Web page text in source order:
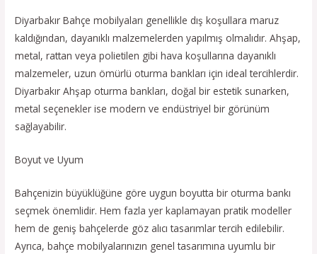
Diyarbakır Bahçe mobilyaları genellikle dış koşullara maruz
kaldığından, dayanıklı malzemelerden yapılmış olmalıdır. Ahşap,
metal, rattan veya polietilen gibi hava koşullarına dayanıklı
malzemeler, uzun ömürlü oturma bankları için ideal tercihlerdir.
Diyarbakır Ahşap oturma bankları, doğal bir estetik sunarken,
metal seçenekler ise modern ve endüstriyel bir görünüm
sağlayabilir.
Boyut ve Uyum
Bahçenizin büyüklüğüne göre uygun boyutta bir oturma bankı
seçmek önemlidir. Hem fazla yer kaplamayan pratik modeller
hem de geniş bahçelerde göz alıcı tasarımlar tercih edilebilir.
Ayrıca, bahçe mobilyalarınızın genel tasarımına uyumlu bir